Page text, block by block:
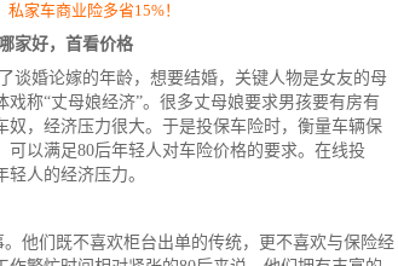
家车商业险多省15%！
家好，首看价格
谈婚论嫁的年龄，想要结婚，关键人物是女友的母
称“丈母娘经济”。很多丈母娘要求男孩要有房有
奴，经济压力很大。于是投保车险时，衡量车辆保
可以满足80后年轻人对车险价格的要求。在线投
人的经济压力。
他们既不喜欢柜台出单的传统，更不喜欢与保险经